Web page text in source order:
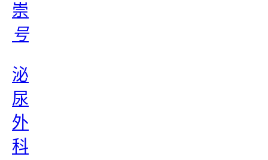
崇
号
泌
尿
外
科